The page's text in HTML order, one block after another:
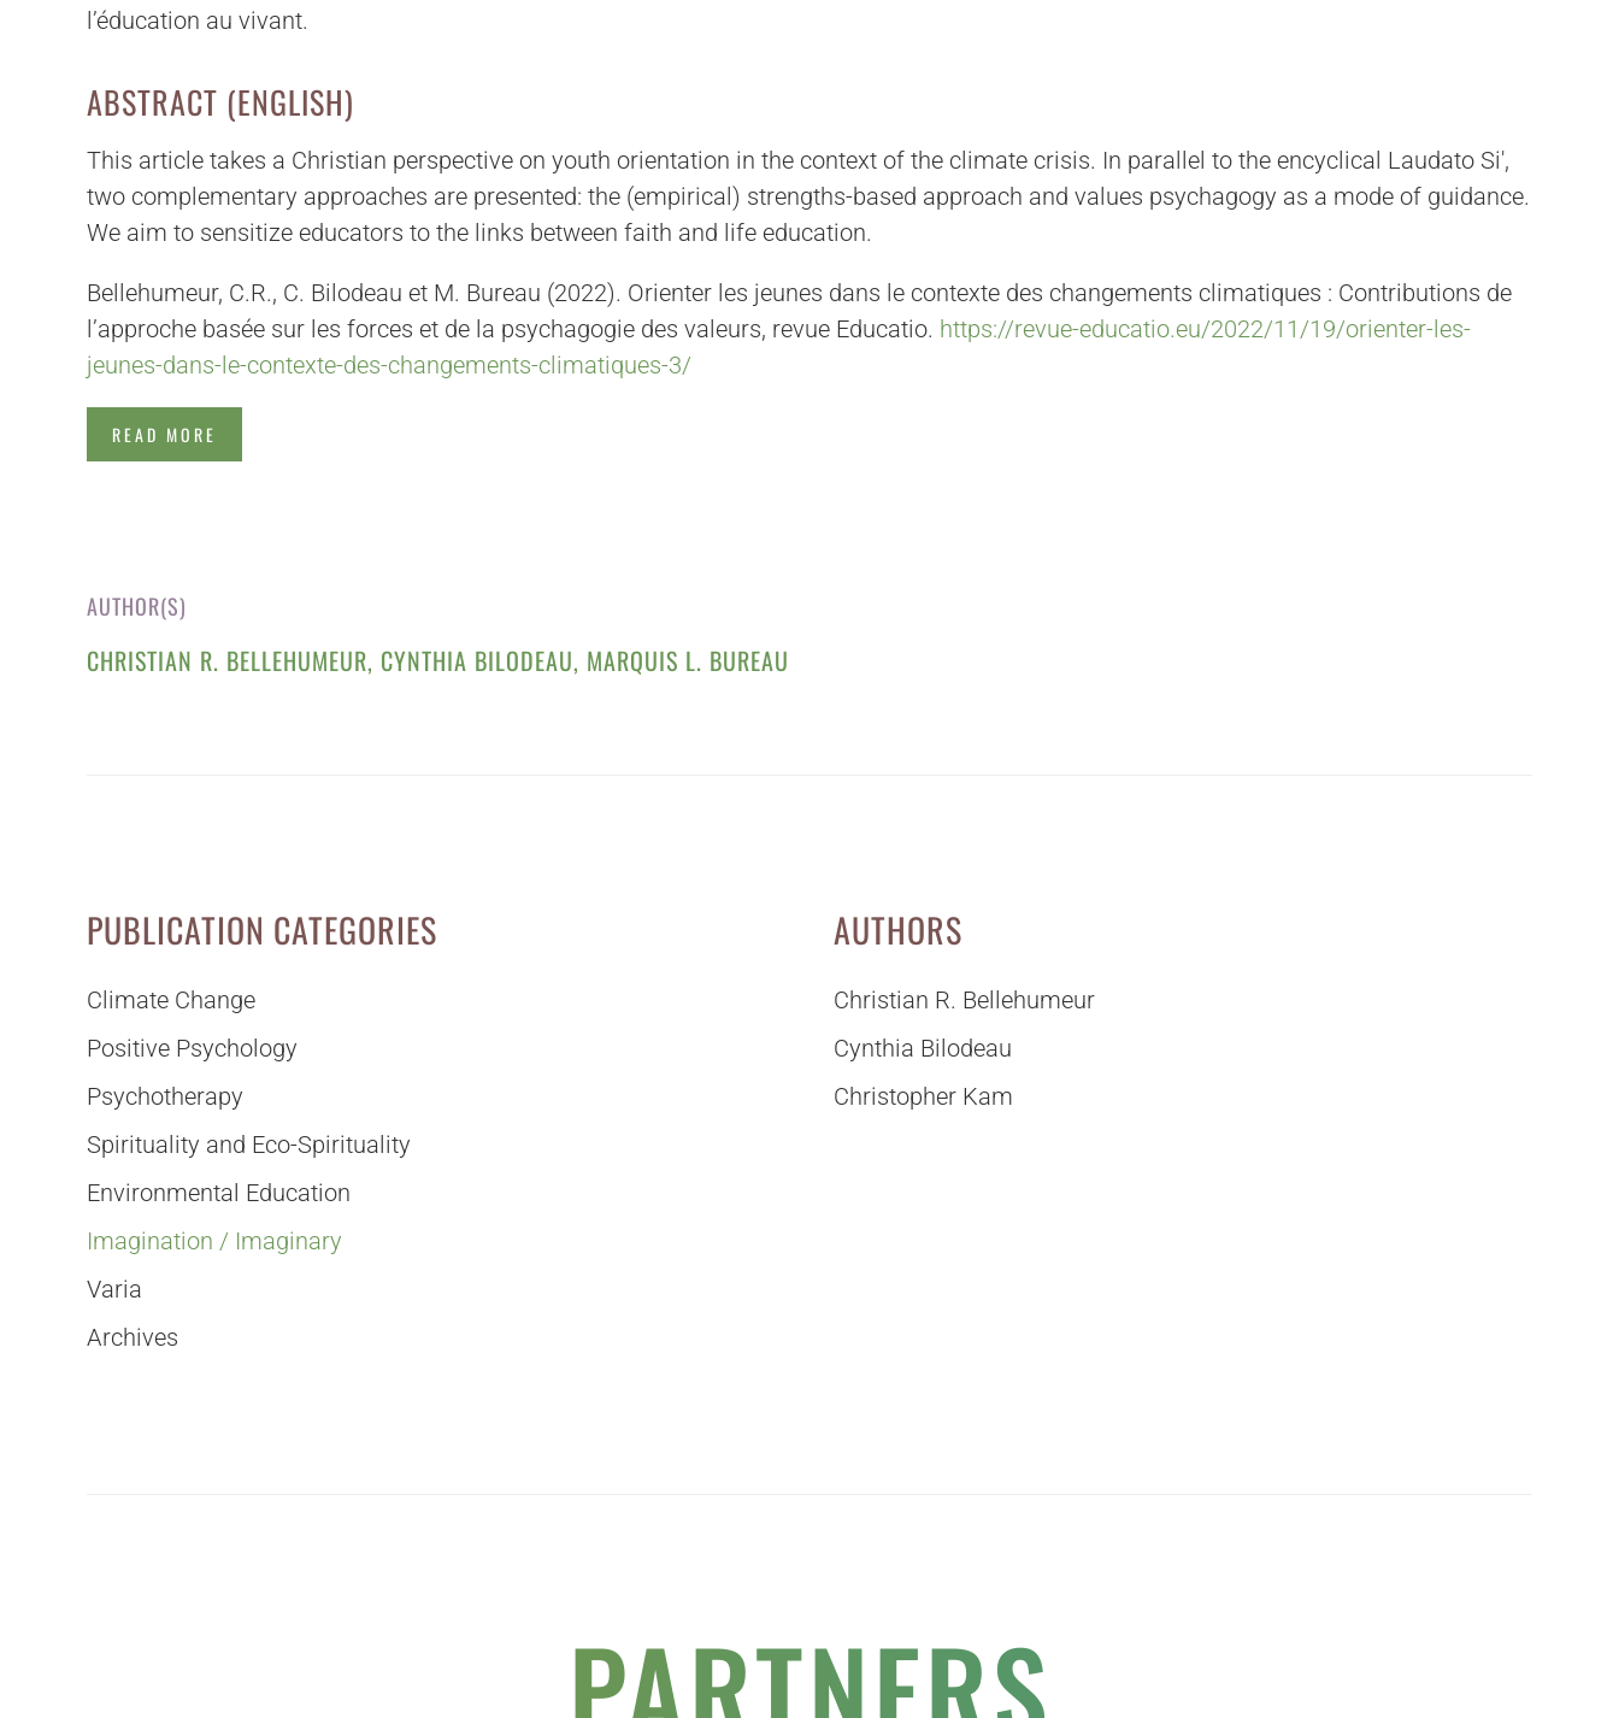
l’éducation au vivant.
ABSTRACT (ENGLISH)
This article takes a Christian perspective on youth orientation in the context of the climate crisis. In parallel to the encyclical Laudato Si',
two complementary approaches are presented: the (empirical) strengths-based approach and values psychagogy as a mode of guidance.
We aim to sensitize educators to the links between faith and life education.
Bellehumeur, C.R., C. Bilodeau et M. Bureau (2022). Orienter les jeunes dans le contexte des changements climatiques : Contributions de
l’approche basée sur les forces et de la psychagogie des valeurs, revue Educatio. https://revue-educatio.eu/2022/11/19/orienter-les-
jeunes-dans-le-contexte-des-changements-climatiques-3/
READ MORE
AUTHOR(S)
CHRISTIAN R. BELLEHUMEUR, CYNTHIA BILODEAU, MARQUIS L. BUREAU
PUBLICATION CATEGORIES
Climate Change
Positive Psychology
Psychotherapy
Spirituality and Eco-Spirituality
Environmental Education
Imagination / Imaginary
Varia
Archives
AUTHORS
Christian R. Bellehumeur
Cynthia Bilodeau
Christopher Kam